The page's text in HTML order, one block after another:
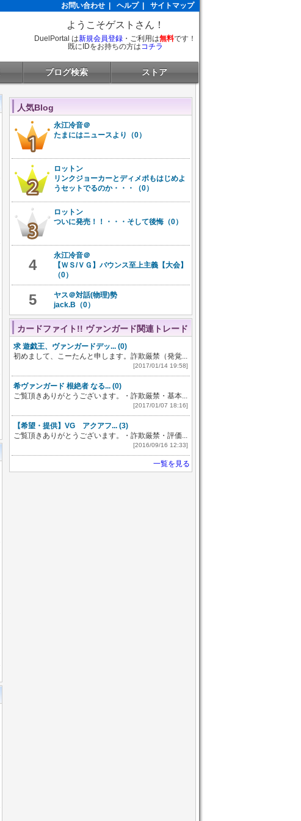
お問い合わせ ヘルプ| サイトマップ
ようこそゲストさん！
DuelPortal は新規会員登録 ・ご利用は無料です！
既にIDをお持ちの方はコチラ
ブログ検索 ストア
人気Blog
永江冷音＠
たまにはニュースより（0）
ロットン
リンクジョーカーとディメポもはじめよ
うセットでるのか・・・（0）
ロットン
ついに発売！！・・・そして後悔（0）
4
永江冷音＠
【ＷＳ/ＶＧ】バウンス至上主義【大会】
（0）
5
ヤス＠対話(物理)勢
jack.B（0）
カードファイト!! ヴァンガード関連トレード
求 遊戯王、ヴァンガードデッ... (0)
初めまして、こーたんと申します。詐欺厳禁（発覚...
[2017/01/14 19:58]
希ヴァンガード 根絶者 なる... (0)
ご覧頂きありがとうございます。・詐欺厳禁・基本...
[2017/01/07 18:16]
【希望・提供】VG アクアフ... (3)
ご覧頂きありがとうございます。・詐欺厳禁・評価...
[2016/09/16 12:33]
一覧を見る